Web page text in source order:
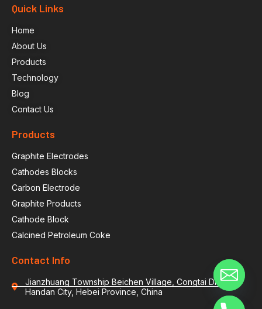
Quick Links
Home
About Us
Products
Technology
Blog
Contact Us
Products
Graphite Electrodes
Cathodes Blocks
Carbon Electrode
Graphite Products
Cathode Block
Calcined Petroleum Coke
Contact Info
Jianzhuang Township Beichen Village, Congtai District,
Handan City, Hebei Province, China